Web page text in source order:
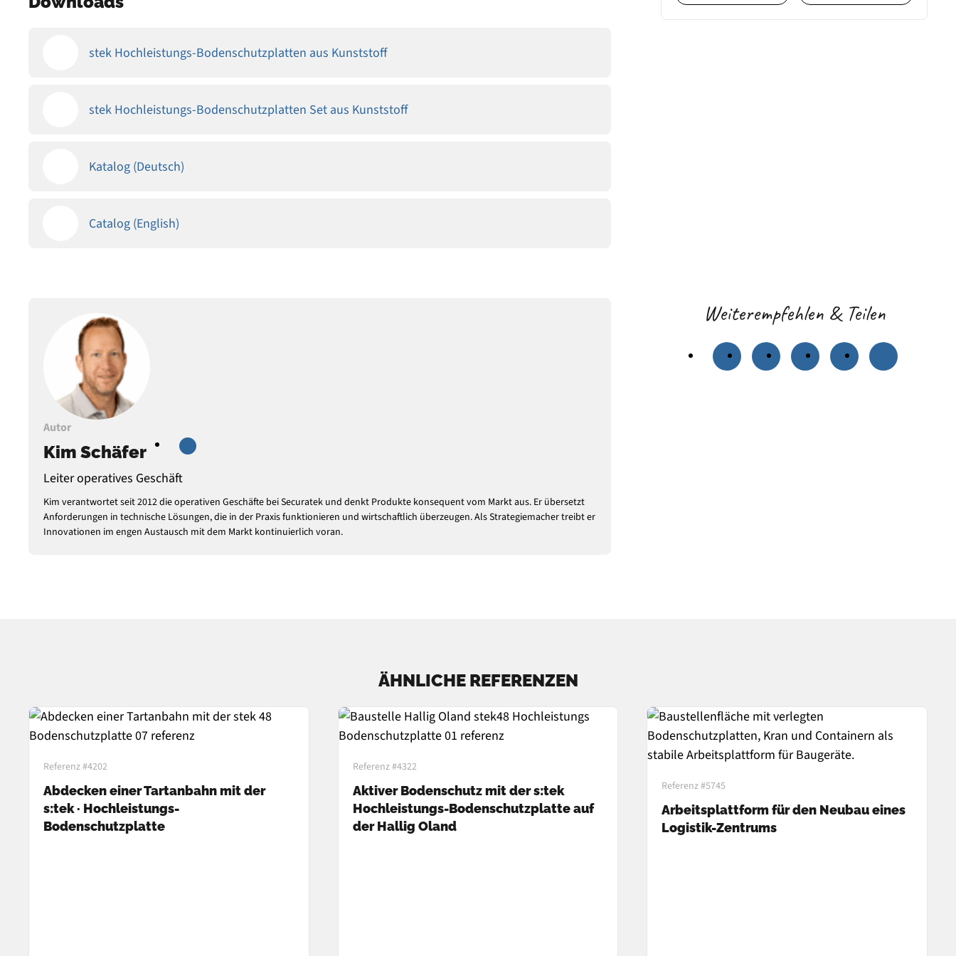
stek Hochleistungs-Bodenschutzplatten aus Kunststoff
stek Hochleistungs-Bodenschutzplatten Set aus Kunststoff
Katalog (Deutsch)
Catalog (English)
Autor
Kim Schäfer
Leiter operatives Geschäft
Kim verantwortet seit 2012 die operativen Geschäfte bei Securatek und denkt Produkte konsequent vom Markt aus. Er übersetzt
Anforderungen in technische Lösungen, die in der Praxis funktionieren und wirtschaftlich überzeugen. Als Strategiemacher treibt er
Innovationen im engen Austausch mit dem Markt kontinuierlich voran.
Weiterempfehlen & Teilen
ÄHNLICHE REFERENZEN
Referenz #4202
Abdecken einer Tartanbahn mit der
s:tek · Hochleistungs-
Bodenschutzplatte
Referenz #4322
Aktiver Bodenschutz mit der s:tek
Hochleistungs-Bodenschutzplatte auf
der Hallig Oland
Referenz #5745
Arbeitsplattform für den Neubau eines
Logistik-Zentrums